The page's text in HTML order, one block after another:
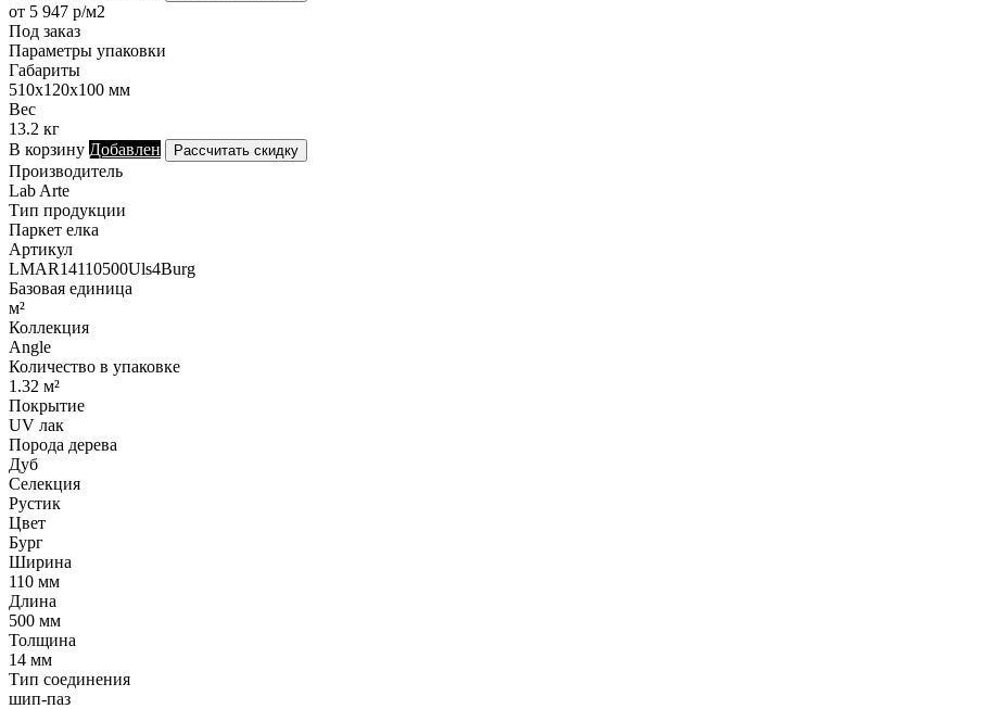
от 5 947 р/м2
Под заказ
Параметры упаковки
Габариты
510х120х100 мм
Вес
13.2 кг
В корзину Добавлен Рассчитать скидку
Производитель
Lab Arte
Тип продукции
Паркет елка
Артикул
LMAR14110500Uls4Burg
Базовая единица
м²
Коллекция
Angle
Количество в упаковке
1.32 м²
Покрытие
UV лак
Порода дерева
Дуб
Селекция
Рустик
Цвет
Бург
Ширина
110 мм
Длина
500 мм
Толщина
14 мм
Тип соединения
шип-паз